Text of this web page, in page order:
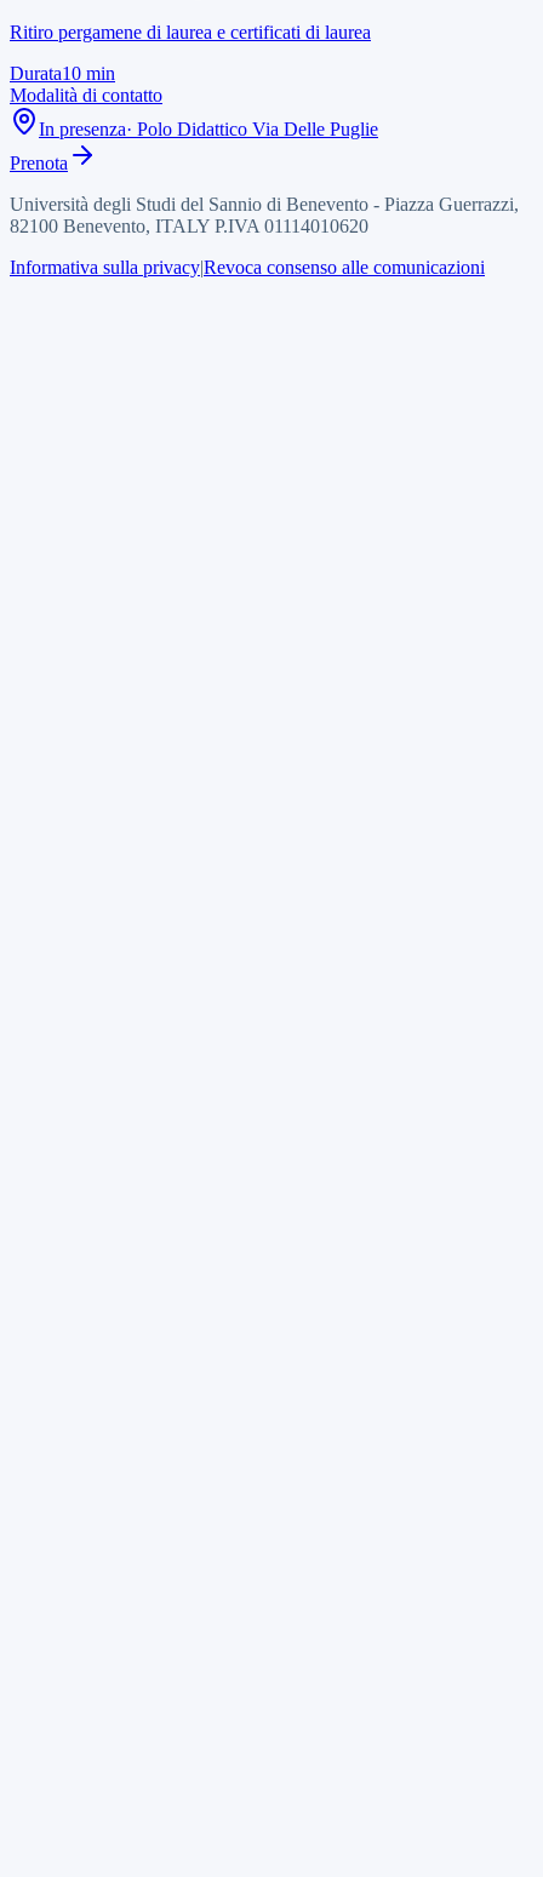
Ritiro pergamene di laurea e certificati di laurea
Durata10 min
Modalità di contatto
In presenza· Polo Didattico Via Delle Puglie
Prenota
Università degli Studi del Sannio di Benevento - Piazza Guerrazzi,
82100 Benevento, ITALY P.IVA 01114010620
Informativa sulla privacy|Revoca consenso alle comunicazioni